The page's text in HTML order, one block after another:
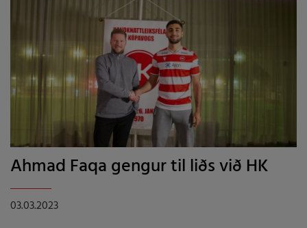
Ahmad Faqa gengur til liðs við HK
03.03.2023